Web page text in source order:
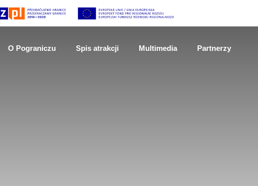
O Pograniczu Spis atrakcji Multimedia Partnerzy